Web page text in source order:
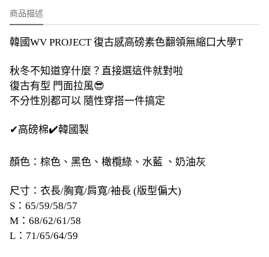
商品描述
韓國WV PROJECT 復古感高磅素色翻領無縮口大學T
秋冬不知道穿什麼？直接選這件就對啦
復古有型 門面拉風😎
不分性別都可以 隨性穿搭一件搞定
✔高磅棉✔️韓國製
顏色：棕色、黑色、橄欖綠、水藍 、奶油灰
尺寸：衣長/胸寬/肩寬/袖長 (版型偏大)
S：65/59/58/57
M：68/62/61/58
L：71/65/64/59